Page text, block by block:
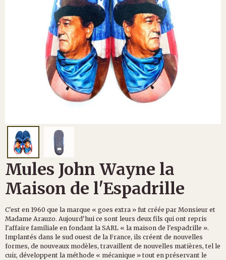
Mules John Wayne la
Maison de l'Espadrille
C'est en 1960 que la marque « goes extra » fut créée par Monsieur et
Madame Arauzo. Aujourd'hui ce sont leurs deux fils qui ont repris
l'affaire familiale en fondant la SARL « la maison de l'espadrille ».
Implantés dans le sud ouest de la France, ils créent de nouvelles
formes, de nouveaux modèles, travaillent de nouvelles matières, tel le
cuir, développent la méthode « mécanique » tout en préservant le